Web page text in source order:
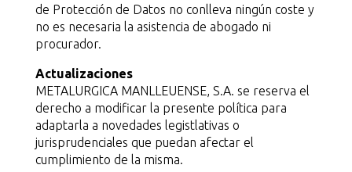
de Protección de Datos no conlleva ningún coste y
no es necesaria la asistencia de abogado ni
procurador.
Actualizaciones
METALURGICA MANLLEUENSE, S.A. se reserva el
derecho a modificar la presente política para
adaptarla a novedades legistlativas o
jurisprudenciales que puedan afectar el
cumplimiento de la misma.